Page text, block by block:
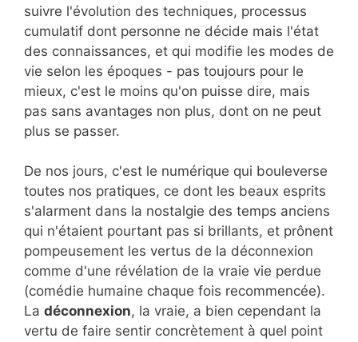
suivre l'évolution des techniques, processus
cumulatif dont personne ne décide mais l'état
des connaissances, et qui modifie les modes de
vie selon les époques - pas toujours pour le
mieux, c'est le moins qu'on puisse dire, mais
pas sans avantages non plus, dont on ne peut
plus se passer.
De nos jours, c'est le numérique qui bouleverse
toutes nos pratiques, ce dont les beaux esprits
s'alarment dans la nostalgie des temps anciens
qui n'étaient pourtant pas si brillants, et prônent
pompeusement les vertus de la déconnexion
comme d'une révélation de la vraie vie perdue
(comédie humaine chaque fois recommencée).
La déconnexion, la vraie, a bien cependant la
vertu de faire sentir concrètement à quel point